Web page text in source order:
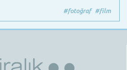
#fotoğraf #film